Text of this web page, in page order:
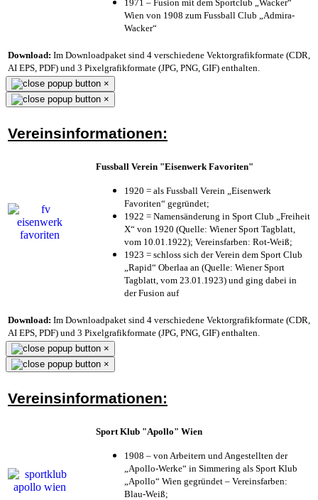
1971 – Fusion mit dem Sportclub „Wacker“
Wien von 1908 zum Fussball Club „Admira-
Wacker“
Download: Im Downloadpaket sind 4 verschiedene Vektorgrafikformate (CDR,
AI EPS, PDF) und 3 Pixelgrafikformate (JPG, PNG, GIF) enthalten.
×
×
Vereinsinformationen:
Fussball Verein "Eisenwerk Favoriten"
1920 = als Fussball Verein „Eisenwerk
Favoriten“ gegründet;
1922 = Namensänderung in Sport Club „Freiheit
X“ von 1920 (Quelle: Wiener Sport Tagblatt,
vom 10.01.1922); Vereinsfarben: Rot-Weiß;
1923 = schloss sich der Verein dem Sport Club
„Rapid“ Oberlaa an (Quelle: Wiener Sport
Tagblatt, vom 23.01.1923) und ging dabei in
der Fusion auf
Download: Im Downloadpaket sind 4 verschiedene Vektorgrafikformate (CDR,
AI EPS, PDF) und 3 Pixelgrafikformate (JPG, PNG, GIF) enthalten.
×
×
Vereinsinformationen:
Sport Klub "Apollo" Wien
1908 – von Arbeitern und Angestellten der
„Apollo-Werke“ in Simmering als Sport Klub
„Apollo“ Wien gegründet – Vereinsfarben:
Blau-Weiß;